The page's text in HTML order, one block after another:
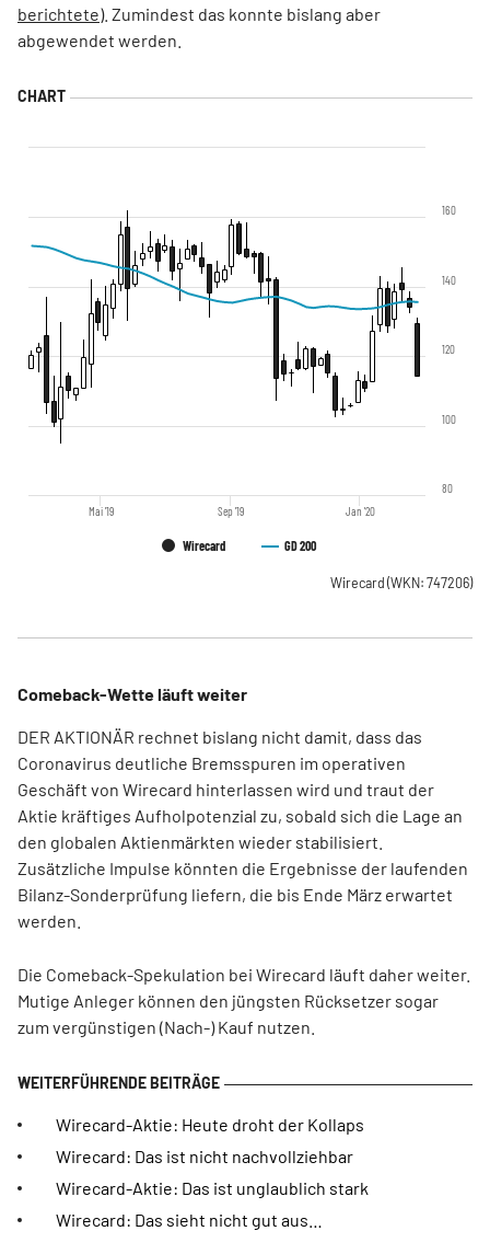
berichtete). Zumindest das konnte bislang aber
abgewendet werden.
Wirecard GD 200
Jan '20
Mai '19 Sep '19
80
100
120
140
160
Wirecard (WKN: 747206)
Comeback-Wette läuft weiter
DER AKTIONÄR rechnet bislang nicht damit, dass das
Coronavirus deutliche Bremsspuren im operativen
Geschäft von Wirecard hinterlassen wird und traut der
Aktie kräftiges Aufholpotenzial zu, sobald sich die Lage an
den globalen Aktienmärkten wieder stabilisiert.
Zusätzliche Impulse könnten die Ergebnisse der laufenden
Bilanz-Sonderprüfung liefern, die bis Ende März erwartet
werden.
Die Comeback-Spekulation bei Wirecard läuft daher weiter.
Mutige Anleger können den jüngsten Rücksetzer sogar
zum vergünstigen (Nach-) Kauf nutzen.
Wirecard-Aktie: Heute droht der Kollaps
Wirecard: Das ist nicht nachvollziehbar
Wirecard-Aktie: Das ist unglaublich stark
Wirecard: Das sieht nicht gut aus…